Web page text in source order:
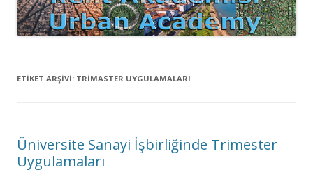
ETIKET ARŞIVI: TRIMASTER UYGULAMALARI
Üniversite Sanayi İşbirliğinde Trimester
Uygulamaları